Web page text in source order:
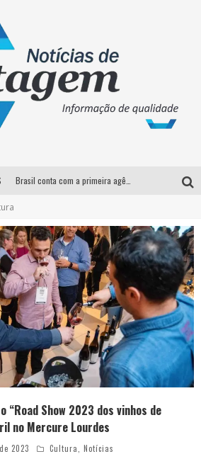
Votação para o concurso Rainha do Pedro Leopoldo Rodeio Show 2026 é liberada no G1
Suzy Brasil desembarca em Belo Horizonte nesta quinta-feira com o espetáculo “Uma Noite Horripilante”
“Road Show 2023 dos vinhos de
no Mercure Lourdes
2023 Cultura, Notícias